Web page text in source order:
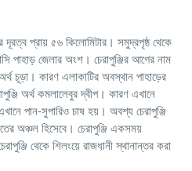
দূরত্ব প্রায় ৫৬ কিলোমিটার। সমুদ্রপৃষ্ঠ থেকে
পাহাড় জেলার অংশ। চেরাপুঞ্জির আগের নাম
চূড়া। কারণ এলাকাটির অবস্থান পাহাড়ের
অর্থ কমলালেবুর দ্বীপ। কারণ এখানে
পান-সুপারিও চাষ হয়। অবশ্য চেরাপুঞ্জি
অঞ্চল হিসেবে। চেরাপুঞ্জি একসময়
থেকে শিলংয়ে রাজধানী স্থানান্তর করা